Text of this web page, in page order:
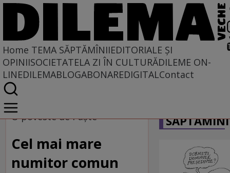
Home TEMA SĂPTĂMÎNIIEDITORIALE ȘI
OPINIISOCIETATELA ZI ÎN CULTURĂDILEME ON-
LINEDILEMABLOGABONAREDIGITALContact
Home
Tema săptămînii
O poveste de Paște
Cel mai mare
numitor comun